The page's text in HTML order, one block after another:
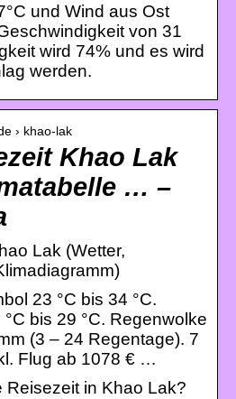
und Wind aus Ost
von 31
wird 74% und es wird
werden.
› khao-lak
Khao Lak
… –
Lak (Wetter,
23 °C bis 34 °C.
bis 29 °C. Regenwolke
(3 – 24 Regentage). 7
Flug ab 1078 € …
Reisezeit in Khao Lak?